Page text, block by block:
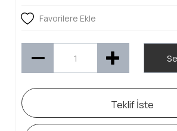
Favorilere Ekle
Teklif İste